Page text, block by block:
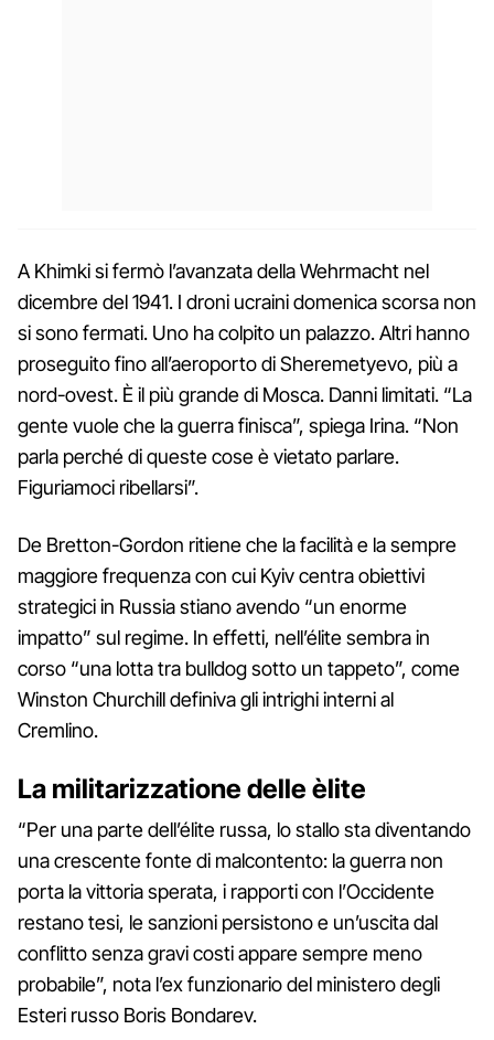
A Khimki si fermò l’avanzata della Wehrmacht nel
dicembre del 1941. I droni ucraini domenica scorsa non
si sono fermati. Uno ha colpito un palazzo. Altri hanno
proseguito fino all’aeroporto di Sheremetyevo, più a
nord-ovest. È il più grande di Mosca. Danni limitati. “La
gente vuole che la guerra finisca”, spiega Irina. “Non
parla perché di queste cose è vietato parlare.
Figuriamoci ribellarsi”.
De Bretton-Gordon ritiene che la facilità e la sempre
maggiore frequenza con cui Kyiv centra obiettivi
strategici in Russia stiano avendo “un enorme
impatto” sul regime. In effetti, nell’élite sembra in
corso “una lotta tra bulldog sotto un tappeto”, come
Winston Churchill definiva gli intrighi interni al
Cremlino.
La militarizzatione delle èlite
“Per una parte dell’élite russa, lo stallo sta diventando
una crescente fonte di malcontento: la guerra non
porta la vittoria sperata, i rapporti con l’Occidente
restano tesi, le sanzioni persistono e un’uscita dal
conflitto senza gravi costi appare sempre meno
probabile”, nota l’ex funzionario del ministero degli
Esteri russo Boris Bondarev.